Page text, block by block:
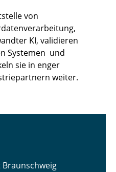
von
KI, validieren
Systemen und
sie in enger
weiter.